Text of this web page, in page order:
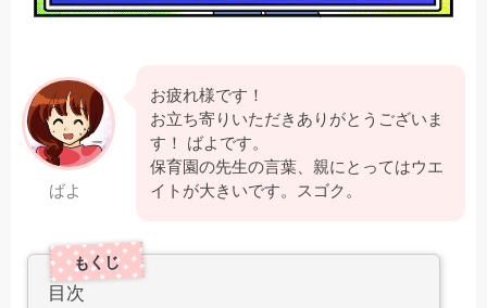
ばよ
お疲れ様です！
お立ち寄りいただきありがとうございま
す！ ばよです。
保育園の先生の言葉、親にとってはウエ
イトが大きいです。スゴク。